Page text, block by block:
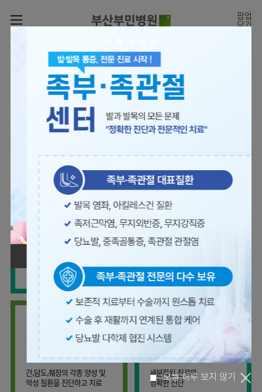
팝업
닫기
로그인
나의진료정보
온라인진료예약
증명서재발급
증명서발급내역
족관절클리닉
척추센터
척추내시경센터
심뇌혈관센터
뇌신경센터
말초혈관센터
소화기센터
특수소화기클리닉
소화기암센터
인공신장센터
건강증진센터
인터벤션센터
정형외과
신경외과
소화기내과
순환기내과
호흡기내과
신장내과
류마티스내과
외과
신경과
소아청소년과
부인과
정신건강의학과
진료시간표
외래진료
병문안
진료협력센터
장비안내
층별안내
주차시설안내
편의시설
증명서재발급
서식다운로드
비급여진료비
감염예방
안내
환자안전
전화번호
오시는길
병원소개
병원장인사말
비전과
핵심가치
부민스토리
조직도
연구교육
임상시험센터
미디어센터
병원소식
언론보도
인재채용
온라인
건강상담
칭찬합시다
고객의소리
부민병원
40주년
역사관
부민그룹소개
이사장소개
비전과
핵심가치
HI
부민스토리
글로벌
얼라이언스
연혁
조직도
부민그룹소식
사회공헌
언론보도
건강토크
입찰공고
ENG
RUS
진료예약
빠르고 쉬운 진료예약을
하실 수 있습니다.
의료진 소개
[진료시간표]
월요일 09:00~18:00
화~금 09:00~17:00
관절센터
보건복지부 지정
관절전문병원
척추센터
최소상처 척추수술을 원칙
간담췌센터
간,담도,췌장의 각종 양성 및
악성 질환을 진단하고 치료
내과
세분화된 진료와
정확한 진단